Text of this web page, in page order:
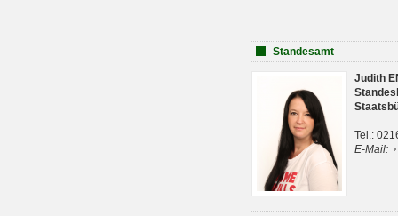
Standesamt
Judith
Tel.:
E-Mail: